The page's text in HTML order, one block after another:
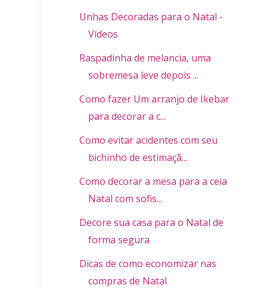
Unhas Decoradas para o Natal -
Vídeos
Raspadinha de melancia, uma
sobremesa leve depois ...
Como fazer Um arranjo de Ikebana
para decorar a c...
Como evitar acidentes com seu
bichinho de estimaçã...
Como decorar a mesa para a ceia de
Natal com sofis...
Decore sua casa para o Natal de
forma segura
Dicas de como economizar nas
compras de Natal